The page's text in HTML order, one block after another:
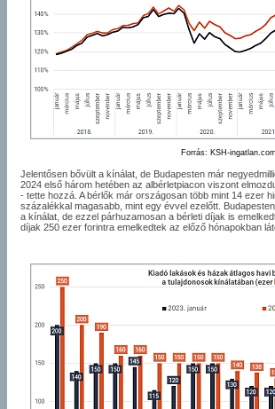
Forrás: KSH-ingatlan.com
Jelentősen bővült a kínálat, de Budapesten már
2024 első három hetében az albérletpiacon viszont
- tette hozzá. A bérlők már országosan több mint 14 ezer
százalékkal magasabb, mint egy évvel ezelőtt.
a kínálat, de ezzel párhuzamosan a bérleti díjak is
díjak 250 ezer forintra emelkedtek az előző hónapokban